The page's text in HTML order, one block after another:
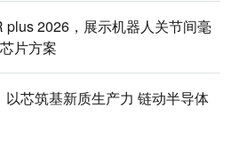
plus 2026，展示机器人关节间毫
片方案
以芯筑基新质生产力 链动半导体